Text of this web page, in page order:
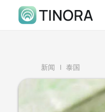
新闻 | 泰国